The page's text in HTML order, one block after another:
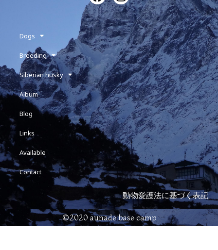
Dogs
Breeding
Siberian husky
Album
Blog
Links
Available
Contact
動物愛護法に基づく表記
©2020 aunade base camp